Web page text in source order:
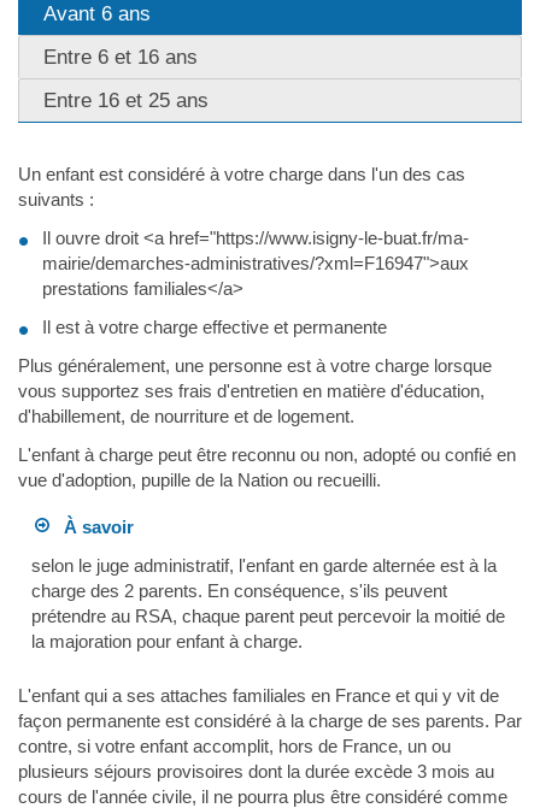
Avant 6 ans
Entre 6 et 16 ans
Entre 16 et 25 ans
Un enfant est considéré à votre charge dans l'un des cas
suivants :
Il ouvre droit <a href="https://www.isigny-le-buat.fr/ma-
mairie/demarches-administratives/?xml=F16947">aux
prestations familiales</a>
Il est à votre charge effective et permanente
Plus généralement, une personne est à votre charge lorsque
vous supportez ses frais d'entretien en matière d'éducation,
d'habillement, de nourriture et de logement.
L'enfant à charge peut être reconnu ou non, adopté ou confié en
vue d'adoption, pupille de la Nation ou recueilli.
À savoir
selon le juge administratif, l'enfant en garde alternée est à la
charge des 2 parents. En conséquence, s'ils peuvent
prétendre au RSA, chaque parent peut percevoir la moitié de
la majoration pour enfant à charge.
L'enfant qui a ses attaches familiales en France et qui y vit de
façon permanente est considéré à la charge de ses parents. Par
contre, si votre enfant accomplit, hors de France, un ou
plusieurs séjours provisoires dont la durée excède 3 mois au
cours de l'année civile, il ne pourra plus être considéré comme